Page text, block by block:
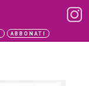
ABBONATI